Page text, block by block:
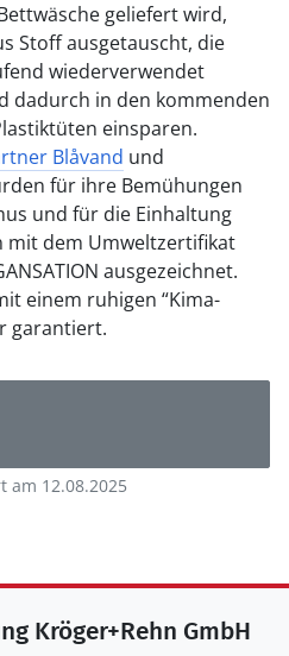
geliefert wird,
Stoff ausgetauscht, die
wiederverwendet
dadurch in den kommenden
einsparen.
Blåvand und
für ihre Bemühungen
und für die Einhaltung
mit dem Umweltzertifikat
ausgezeichnet.
einem ruhigen “Kima-
garantiert.
am 12.08.2025
Kröger+Rehn GmbH